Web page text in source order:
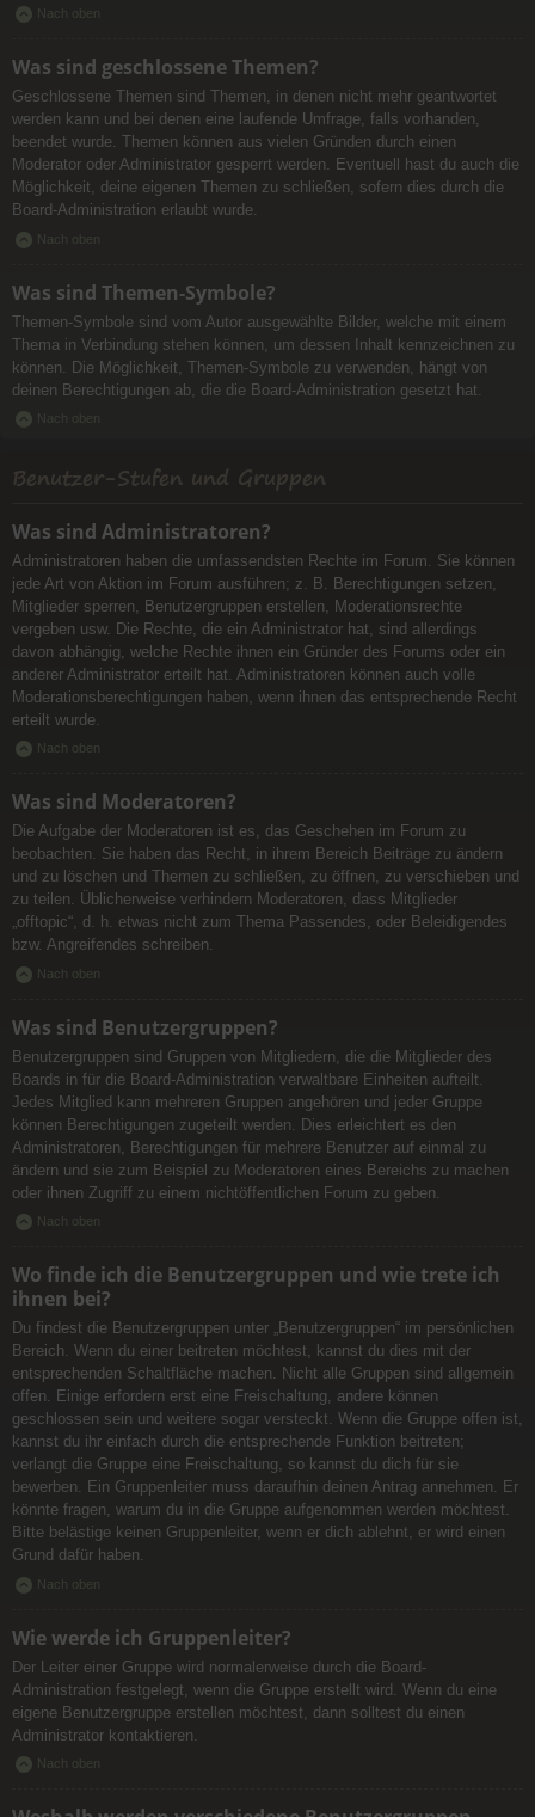
Nach oben
Was sind geschlossene Themen?
Geschlossene Themen sind Themen, in denen nicht mehr geantwortet
werden kann und bei denen eine laufende Umfrage, falls vorhanden,
beendet wurde. Themen können aus vielen Gründen durch einen
Moderator oder Administrator gesperrt werden. Eventuell hast du auch die
Möglichkeit, deine eigenen Themen zu schließen, sofern dies durch die
Board-Administration erlaubt wurde.
Nach oben
Was sind Themen-Symbole?
Themen-Symbole sind vom Autor ausgewählte Bilder, welche mit einem
Thema in Verbindung stehen können, um dessen Inhalt kennzeichnen zu
können. Die Möglichkeit, Themen-Symbole zu verwenden, hängt von
deinen Berechtigungen ab, die die Board-Administration gesetzt hat.
Nach oben
Benutzer-Stufen und Gruppen
Was sind Administratoren?
Administratoren haben die umfassendsten Rechte im Forum. Sie können
jede Art von Aktion im Forum ausführen; z. B. Berechtigungen setzen,
Mitglieder sperren, Benutzergruppen erstellen, Moderationsrechte
vergeben usw. Die Rechte, die ein Administrator hat, sind allerdings
davon abhängig, welche Rechte ihnen ein Gründer des Forums oder ein
anderer Administrator erteilt hat. Administratoren können auch volle
Moderationsberechtigungen haben, wenn ihnen das entsprechende Recht
erteilt wurde.
Nach oben
Was sind Moderatoren?
Die Aufgabe der Moderatoren ist es, das Geschehen im Forum zu
beobachten. Sie haben das Recht, in ihrem Bereich Beiträge zu ändern
und zu löschen und Themen zu schließen, zu öffnen, zu verschieben und
zu teilen. Üblicherweise verhindern Moderatoren, dass Mitglieder
„offtopic“, d. h. etwas nicht zum Thema Passendes, oder Beleidigendes
bzw. Angreifendes schreiben.
Nach oben
Was sind Benutzergruppen?
Benutzergruppen sind Gruppen von Mitgliedern, die die Mitglieder des
Boards in für die Board-Administration verwaltbare Einheiten aufteilt.
Jedes Mitglied kann mehreren Gruppen angehören und jeder Gruppe
können Berechtigungen zugeteilt werden. Dies erleichtert es den
Administratoren, Berechtigungen für mehrere Benutzer auf einmal zu
ändern und sie zum Beispiel zu Moderatoren eines Bereichs zu machen
oder ihnen Zugriff zu einem nichtöffentlichen Forum zu geben.
Nach oben
Wo finde ich die Benutzergruppen und wie trete ich
ihnen bei?
Du findest die Benutzergruppen unter „Benutzergruppen“ im persönlichen
Bereich. Wenn du einer beitreten möchtest, kannst du dies mit der
entsprechenden Schaltfläche machen. Nicht alle Gruppen sind allgemein
offen. Einige erfordern erst eine Freischaltung, andere können
geschlossen sein und weitere sogar versteckt. Wenn die Gruppe offen ist,
kannst du ihr einfach durch die entsprechende Funktion beitreten;
verlangt die Gruppe eine Freischaltung, so kannst du dich für sie
bewerben. Ein Gruppenleiter muss daraufhin deinen Antrag annehmen. Er
könnte fragen, warum du in die Gruppe aufgenommen werden möchtest.
Bitte belästige keinen Gruppenleiter, wenn er dich ablehnt, er wird einen
Grund dafür haben.
Nach oben
Wie werde ich Gruppenleiter?
Der Leiter einer Gruppe wird normalerweise durch die Board-
Administration festgelegt, wenn die Gruppe erstellt wird. Wenn du eine
eigene Benutzergruppe erstellen möchtest, dann solltest du einen
Administrator kontaktieren.
Nach oben